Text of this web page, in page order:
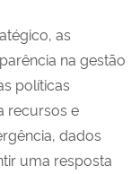
as
na gestão
políticas
recursos e
dados
uma resposta